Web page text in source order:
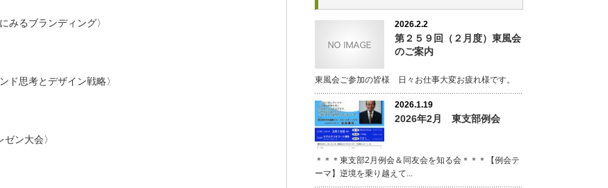
るブランディング〉
思考とデザイン戦略〉
ン大会〉
2026.2.2
第２５９回（２月度）東風会
のご案内
東風会ご参加の皆様 日々お仕事大変お疲れ様です。
2026.1.19
2026年2月 東支部例会
＊＊＊東支部2月例会＆同友会を知る会＊＊＊【例会テ
ーマ】逆境を乗り越えて...